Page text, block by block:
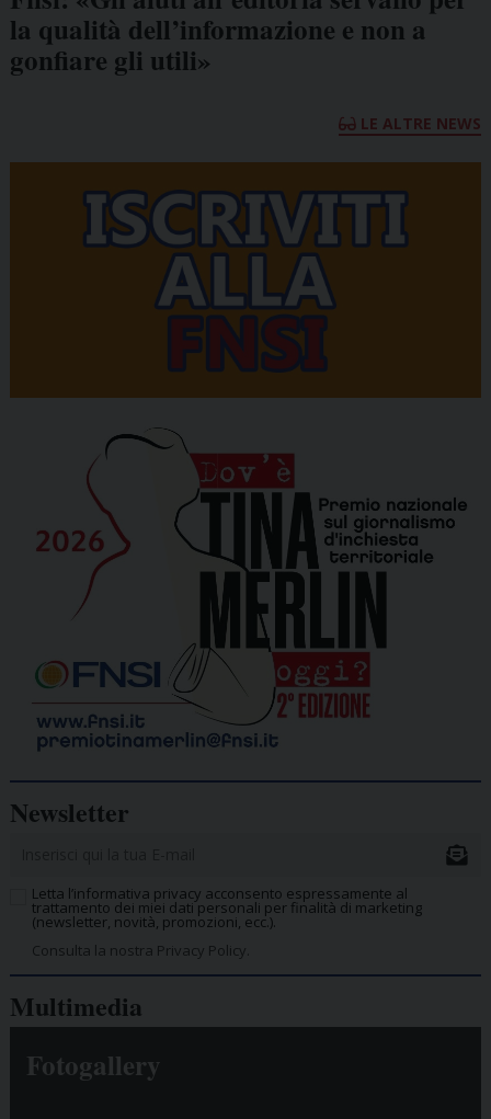
la qualità dell’informazione e non a
gonfiare gli utili»
LE ALTRE NEWS
Newsletter
Letta l’informativa privacy acconsento espressamente al
trattamento dei miei dati personali per finalità di marketing
(newsletter, novità, promozioni, ecc.).
Consulta la nostra Privacy Policy.
Multimedia
Fotogallery